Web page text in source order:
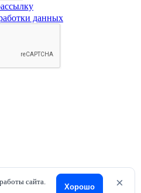
сайта.
Хорошо ×
данных
на ваш email.